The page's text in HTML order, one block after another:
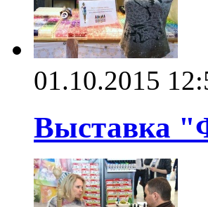
01.10.2015
Выставка